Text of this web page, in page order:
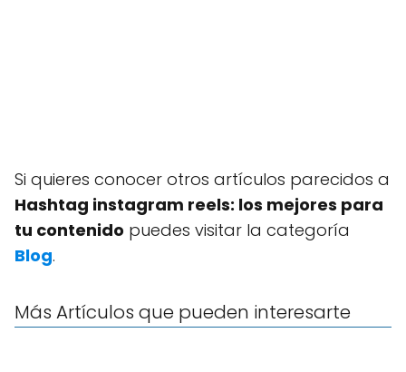
Si quieres conocer otros artículos parecidos a
Hashtag instagram reels: los mejores para
tu contenido puedes visitar la categoría
Blog.
Más Artículos que pueden interesarte